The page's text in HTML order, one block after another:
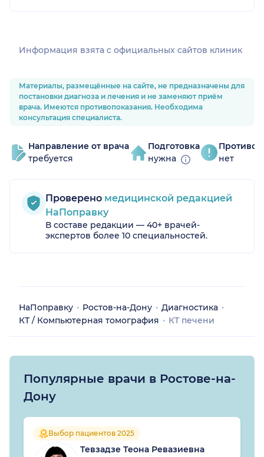
Информация взята c официальных сайтов клиник
Материалы, размещённые на сайте, не предназначены для
постановки диагноза и лечения и не заменяют приём
врача. Имеются противопоказания. Необходима
консультация специалиста.
Направление от врача
требуется
Подготовка
нужна
нет
Проверено медицинской редакцией
НаПоправку
В составе редакции — 40+ врачей-
экспертов более 10 специальностей.
НаПоправку Ростов-на-Дону
Диагностика
КТ / Компьютерная томография
КТ печени
Популярные врачи в Ростове-на-
Дону
Выбор пациентов 2025
Тевзадзе Теона Ревазиевна